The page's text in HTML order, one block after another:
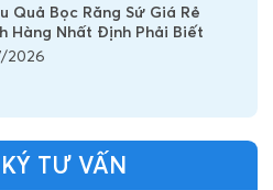
Quả Bọc Răng Sứ Giá Rẻ
Hàng Nhất Định Phải Biết
2026
TƯ VẤN